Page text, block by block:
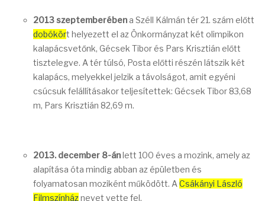
2013 szeptemberében a Széll Kálmán tér 21. szám előtt
dobókört helyezett el az Önkormányzat két olimpikon
kalapácsvetőnk, Gécsek Tibor és Pars Krisztián előtt
tisztelegve. A tér túlsó, Posta előtti részén látszik két
kalapács, melyekkel jelzik a távolságot, amit egyéni
csúcsuk felállításakor teljesítettek: Gécsek Tibor 83,68
m, Pars Krisztián 82,69 m.
2013. december 8-ánlett 100 éves a mozink, amely az
alapítása óta mindig abban az épületben és
folyamatosan moziként működött. A Csákányi László
Filmszínháznevet vette fel.